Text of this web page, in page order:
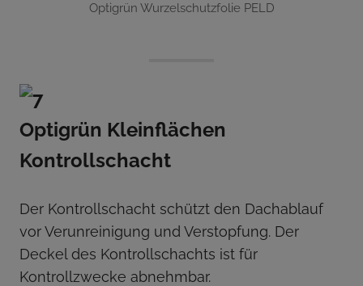
Optigrün Wurzelschutzfolie PELD
Optigrün Kleinflächen
Kontrollschacht
Der Kontrollschacht schützt den Dachablauf
vor Verunreinigung und Verstopfung. Der
Deckel des Kontrollschachts ist für
Kontrollzwecke abnehmbar.